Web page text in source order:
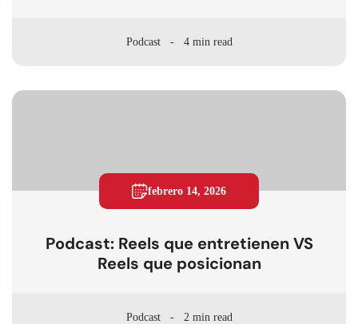
Podcast 4 min read
febrero 14, 2026
Podcast: Reels que entretienen VS
Reels que posicionan
Podcast 2 min read